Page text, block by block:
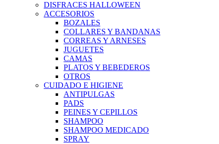
DISFRACES HALLOWEEN
ACCESORIOS
BOZALES
COLLARES Y BANDANAS
CORREAS Y ARNESES
JUGUETES
CAMAS
PLATOS Y BEBEDEROS
OTROS
CUIDADO E HIGIENE
ANTIPULGAS
PADS
PEINES Y CEPILLOS
SHAMPOO
SHAMPOO MEDICADO
SPRAY